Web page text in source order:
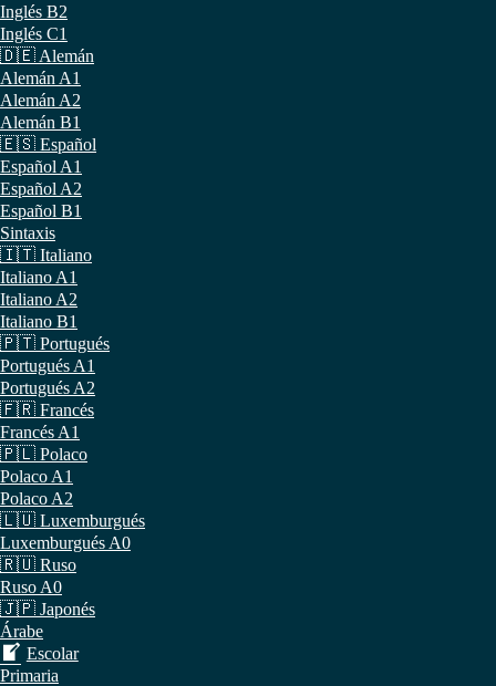
Inglés B2
Inglés C1
🇩🇪 Alemán
Alemán A1
Alemán A2
Alemán B1
🇪🇸 Español
Español A1
Español A2
Español B1
Sintaxis
🇮🇹 Italiano
Italiano A1
Italiano A2
Italiano B1
🇵🇹 Portugués
Portugués A1
Portugués A2
🇫🇷 Francés
Francés A1
🇵🇱 Polaco
Polaco A1
Polaco A2
🇱🇺 Luxemburgués
Luxemburgués A0
🇷🇺 Ruso
Ruso A0
🇯🇵 Japonés
Árabe
Escolar
Primaria